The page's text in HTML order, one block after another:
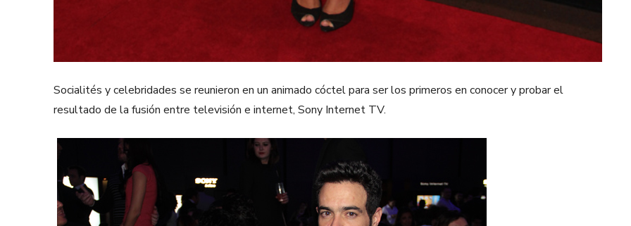
Socialités y celebridades se reunieron en un animado cóctel para ser los primeros en conocer y probar el
resultado de la fusión entre televisión e internet, Sony Internet TV.